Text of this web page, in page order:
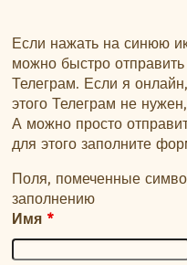
Если нажать на синюю
можно быстро
Телеграм. Если я
этого Телеграм не
А можно просто
для этого заполните
Поля, помеченные
заполнению
Имя *